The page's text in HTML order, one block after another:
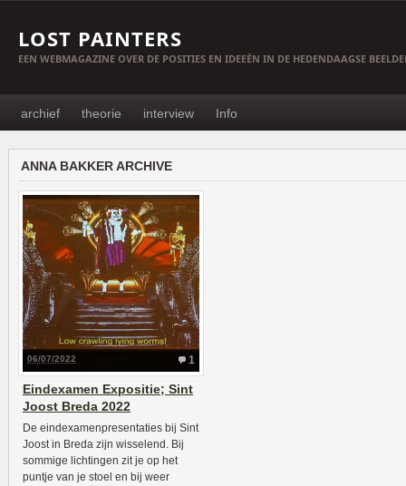
LOST PAINTERS
EEN WEBMAGAZINE OVER DE POSITIES EN IDEEËN IN DE HEDENDAAGSE
archief theorie interview Info
ANNA BAKKER ARCHIVE
1
06/07/2022
Eindexamen Expositie; Sint
Joost Breda 2022
De eindexamenpresentaties bij Sint
Joost in Breda zijn wisselend. Bij
sommige lichtingen zit je op het
puntje van je stoel en bij weer